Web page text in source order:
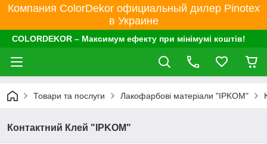
Компания ColorDekor официальный дилер Pinotex
в Украине
COLORDEKOR – Максимум ефекту при мінімумі коштів!
Товари та послуги Лакофарбові матеріали "IPKOM"
Контактний Клей "IPKOM"